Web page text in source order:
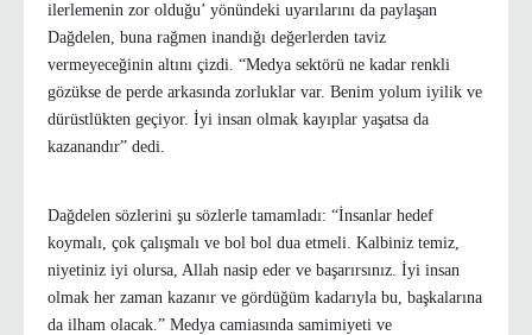
ilerlemenin zor olduğu’ yönündeki uyarılarını da paylaşan
Dağdelen, buna rağmen inandığı değerlerden taviz
vermeyeceğinin altını çizdi. “Medya sektörü ne kadar renkli
gözükse de perde arkasında zorluklar var. Benim yolum iyilik ve
dürüstlükten geçiyor. İyi insan olmak kayıplar yaşatsa da
kazanandır” dedi.
Dağdelen sözlerini şu sözlerle tamamladı: “İnsanlar hedef
koymalı, çok çalışmalı ve bol bol dua etmeli. Kalbiniz temiz,
niyetiniz iyi olursa, Allah nasip eder ve başarırsınız. İyi insan
olmak her zaman kazanır ve gördüğüm kadarıyla bu, başkalarına
da ilham olacak.” Medya camiasında samimiyeti ve